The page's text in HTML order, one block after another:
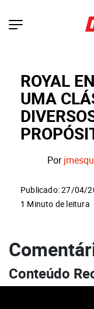
ROYAL
UMA
Por
Publicado: 27/04/
1 Minuto de leitura
Conteúdo